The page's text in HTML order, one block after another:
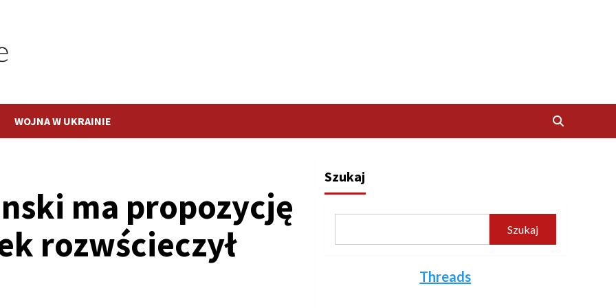
WOJNA W UKRAINIE
ma propozycję
rozwścieczył
Szukaj
Szukaj
Threads